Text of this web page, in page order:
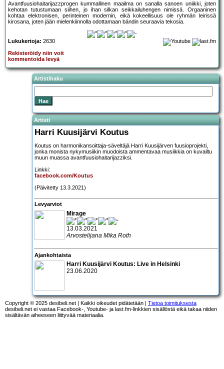
Avantfuusiohaitarijazzprogen kummallinen maailma on sanalla sanoen uniikki, joten
kehotan tutustumaan siihen, jo ihan silkan seikkailuhengen nimissä. Orgaaninen
kohtaa elektronisen, perinteinen modernin, eikä kokeellisuus ole ryhmän leirissä
kirosana, joten jään mielenkiinnolla odottamaan bändin seuraavia tekosia.
Lukukertoja: 2630
Rekisteröidy niin voit
kommentoida levyä
Artistihaku
Artisti
Harri Kuusijärvi Koutus
Koutus on harmonikansoittaja-säveltäjä Harri Kuusijärven fuusioprojekti,
jonka monista nykymusiikin muodoista ammentavaa musiikkia on kuvailtu
muun muassa avantfuusiohaitarijazziksi.
Linkki:
facebook.com/Koutus
(Päivitetty 13.3.2021)
Levyarviot
Mirage
13.03.2021
Arvostelijana Mika Roth
Ajankohtaista
Harri Kuusijärvi Koutus: Live in Helsinki
23.06.2020
Copyright © 2025 desibeli.net | Kaikki oikeudet pidätetään | Tietoa toimituksesta
desibeli.net ei vastaa Facebook-, Youtube- ja last.fm-linkkien sisällöstä eikä takaa niiden
sisältävän aiheeseen liittyvää materiaalia.